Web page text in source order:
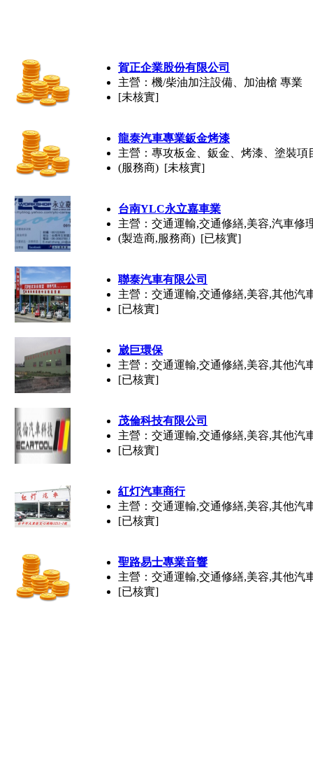
賀正企業股份有限公司
主營：機/柴油加注設備、加油槍 專業
[未核實]
龍泰汽車專業鈑金烤漆
主營：專攻板金、鈑金、烤漆、塗裝項
(服務商) [未核實]
台南YLC永立嘉車業
主營：交通運輸,交通修繕,美容,汽車修
(製造商,服務商) [已核實]
聯泰汽車有限公司
主營：交通運輸,交通修繕,美容,其他汽
[已核實]
崴巨環保
主營：交通運輸,交通修繕,美容,其他汽
[已核實]
茂倫科技有限公司
主營：交通運輸,交通修繕,美容,其他汽
[已核實]
紅灯汽車商行
主營：交通運輸,交通修繕,美容,其他汽
[已核實]
聖路易士專業音響
主營：交通運輸,交通修繕,美容,其他汽
[已核實]